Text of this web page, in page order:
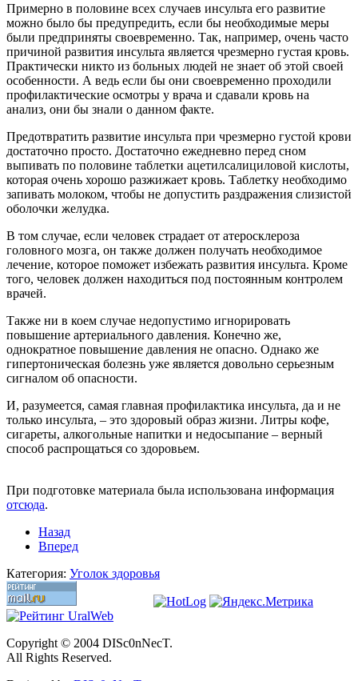
Примерно в половине всех случаев инсульта его развитие
можно было бы предупредить, если бы необходимые меры
были предприняты своевременно. Так, например, очень часто
причиной развития инсульта является чрезмерно густая кровь.
Практически никто из больных людей не знает об этой своей
особенности. А ведь если бы они своевременно проходили
профилактические осмотры у врача и сдавали кровь на
анализ, они бы знали о данном факте.
Предотвратить развитие инсульта при чрезмерно густой крови
достаточно просто. Достаточно ежедневно перед сном
выпивать по половине таблетки ацетилсалициловой кислоты,
которая очень хорошо разжижает кровь. Таблетку необходимо
запивать молоком, чтобы не допустить раздражения слизистой
оболочки желудка.
В том случае, если человек страдает от атеросклероза
головного мозга, он также должен получать необходимое
лечение, которое поможет избежать развития инсульта. Кроме
того, человек должен находиться под постоянным контролем
врачей.
Также ни в коем случае недопустимо игнорировать
повышение артериального давления. Конечно же,
однократное повышение давления не опасно. Однако же
гипертоническая болезнь уже является довольно серьезным
сигналом об опасности.
И, разумеется, самая главная профилактика инсульта, да и не
только инсульта, – это здоровый образ жизни. Литры кофе,
сигареты, алкогольные напитки и недосыпание – верный
способ распрощаться со здоровьем.
При подготовке материала была использована информация
отсюда.
Назад
Вперед
Категория: Уголок здоровья
Copyright © 2004 DISc0nNecT.
All Rights Reserved.